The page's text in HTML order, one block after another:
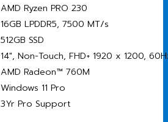
AMD Ryzen PRO 230
16GB LPDDR5, 7500 MT/s
512GB SSD
14″, Non-Touch, FHD+ 1920 x 1200,
AMD Radeon™ 760M
Windows 11 Pro
3Yr Pro Support